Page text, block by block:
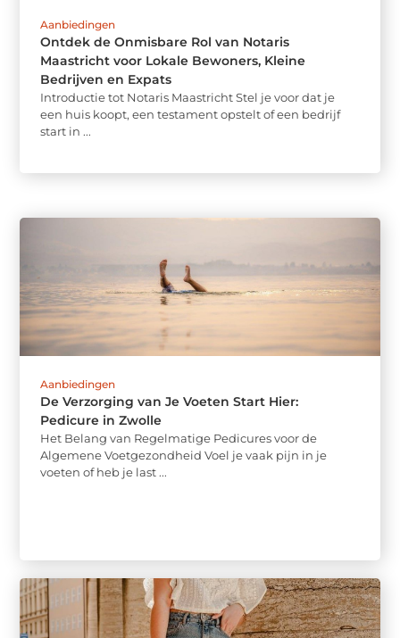
Aanbiedingen
Ontdek de Onmisbare Rol van Notaris
Maastricht voor Lokale Bewoners, Kleine
Bedrijven en Expats
Introductie tot Notaris Maastricht Stel je voor dat je
een huis koopt, een testament opstelt of een bedrijf
start in ...
Aanbiedingen
De Verzorging van Je Voeten Start Hier:
Pedicure in Zwolle
Het Belang van Regelmatige Pedicures voor de
Algemene Voetgezondheid Voel je vaak pijn in je
voeten of heb je last ...